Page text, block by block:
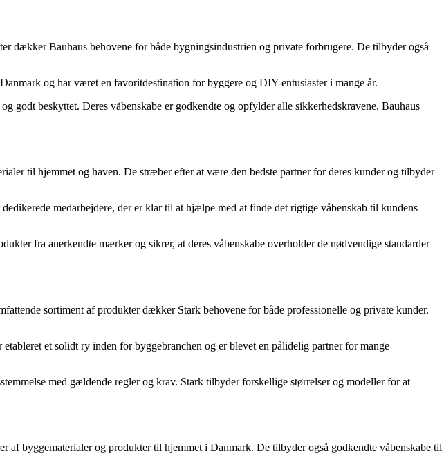
dækker Bauhaus behovene for både bygningsindustrien og private forbrugere. De tilbyder også
og har været en favoritdestination for byggere og DIY-entusiaster i mange år.
godt beskyttet. Deres våbenskabe er godkendte og opfylder alle sikkerhedskravene. Bauhaus
til hjemmet og haven. De stræber efter at være den bedste partner for deres kunder og tilbyder
medarbejdere, der er klar til at hjælpe med at finde det rigtige våbenskab til kundens
fra anerkendte mærker og sikrer, at deres våbenskabe overholder de nødvendige standarder
sortiment af produkter dækker Stark behovene for både professionelle og private kunder.
et solidt ry inden for byggebranchen og er blevet en pålidelig partner for mange
med gældende regler og krav. Stark tilbyder forskellige størrelser og modeller for at
byggematerialer og produkter til hjemmet i Danmark. De tilbyder også godkendte våbenskabe til